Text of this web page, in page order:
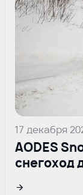
17 декабря
AODES
снегоход
Подрбнее